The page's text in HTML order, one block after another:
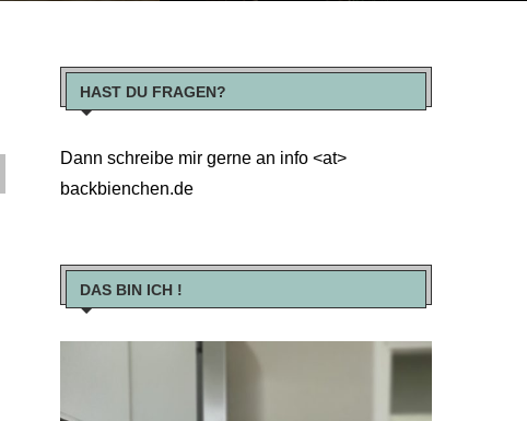
HAST DU FRAGEN?
Dann schreibe mir gerne an info <at>
backbienchen.de
DAS BIN ICH !